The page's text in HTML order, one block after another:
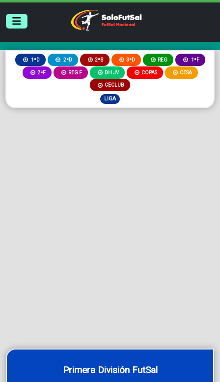
1ªD 2ªD 2ªB 3ªD REG 1ªF
2ªF REG F DH JV COPAS CESA
CECLUB
LIGA
Primera División FutSal